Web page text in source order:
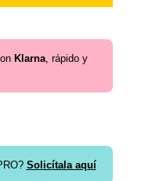
Klarna, rápido y
Solicítala aquí